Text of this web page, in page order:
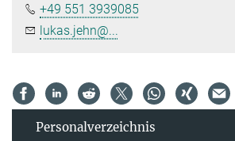
+49 551 3939085
lukas.jehn@...
Personal­verzeichnis